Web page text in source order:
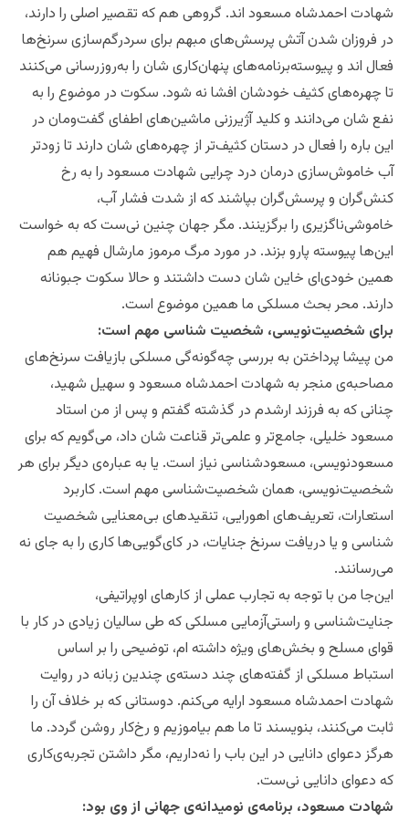
شهادت احمدشاه مسعود اند. گروهی هم که تقصیر اصلی را دارند،
در فروزان شدن آتش پرسش‌های مبهم برای سردرگم‌سازی سرنخ‌ها
فعال اند و پیوسته‌برنامه‌های پنهان‌کاری شان را به‌‌روز‌رسانی می‌کنند
تا چهره‌های کثیف خودشان افشا نه شود. سکوت در موضوع را به
نفع شان می‌دانند و کلید آژیر‌زنی ماشین‌های اطفای گفت‌ومان در
این باره را فعال در دستان کثیف‌تر از چهره‌های شان دارند تا زودتر
آب خاموش‌سازی درمان درد چرایی شهادت مسعود را به رخ‌
کنش‌گران و پرسش‌گران بپاشند که از شدت فشار آب،
خاموشی‌ناگزیری را برگزینند. مگر جهان چنین نی‌ست که به خواست
این‌ها پیوسته پارو بزند. در مورد مرگ مرموز مارشال فهیم هم
همین خودی‌ای خاین شان دست داشتند و حالا سکوت جبونانه
دارند. محر بحث مسلکی ما همین موضوع است.
برای شخصیت‌‌نویسی‌، شخصیت شناسی مهم است:
من پیشا پرداختن به بررسی چه‌گونه‌گی مسلکی بازیافت سرنخ‌های
مصاحبه‌ی منجر به شهادت احمدشاه مسعود و سهیل شهید،
چنانی که به فرزند ارشدم در گذشته گفتم و پس از من استاد
مسعود خلیلی، جامع‌تر و علمی‌تر قناعت شان داد، می‌گویم که برای
مسعود‌نویسی، مسعودشناسی نیاز است. یا به عباره‌ی دیگر برای هر
شخصیت‌نویسی، همان شخصیت‌شناسی مهم است. کاربرد
استعارات، تعریف‌های اهورایی، تنقید‌های بی‌معنایی شخصیت
شناسی و یا دریافت سرنخ جنایات، در کای‌گویی‌‌ها کاری را به جای نه
می‌رسانند.
این‌جا من با توجه به تجارب عملی از کارهای اوپراتیفی،
جنایت‌شناسی و راستی‌آزمایی مسلکی که طی سالیان زیادی در کار با
قوای مسلح و بخش‌های ویژه‌ داشته ام، توضیحی را بر اساس
استباط مسلکی از گفته‌های‌ چند دسته‌ی چندین زبانه در روایت
شهادت احمدشاه مسعود ارایه می‌کنم. دوستانی که بر خلاف آن را
ثابت می‌کنند، بنویسند تا ما هم بیاموزیم و رخ‌کار روشن‌ گردد. ما
هرگز دعوای دانایی در این باب را نه‌داریم، مگر داشتن تجربه‌ی‌کاری
که دعوای دانایی نی‌ست.
شهادت مسعود، برنامه‌ی نومیدانه‌ی جهانی از وی بود: